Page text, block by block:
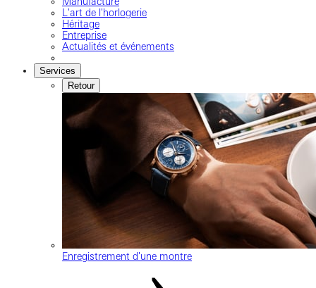
L'art de l'horlogerie
Héritage
Entreprise
Actualités et événements
Services
Retour
Enregistrement d'une montre